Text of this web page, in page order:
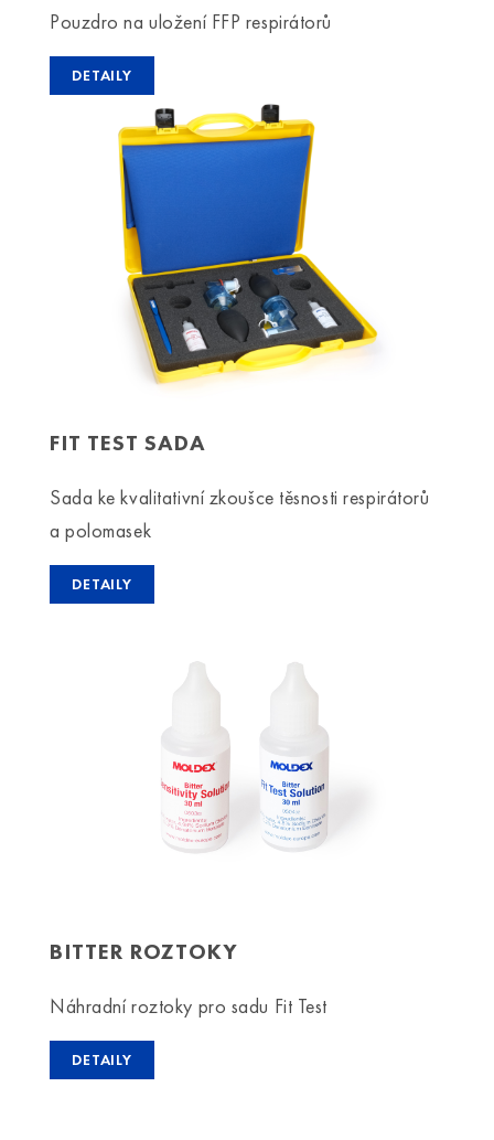
Pouzdro na uložení FFP respirátorů
DETAILY
FIT TEST SADA
Sada ke kvalitativní zkoušce těsnosti respirátorů
a polomasek
DETAILY
BITTER ROZTOKY
Náhradní roztoky pro sadu Fit Test
DETAILY